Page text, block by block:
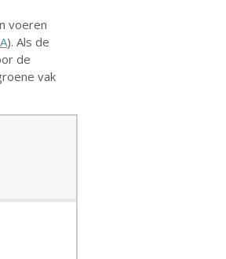
voeren
). Als de
de
vak